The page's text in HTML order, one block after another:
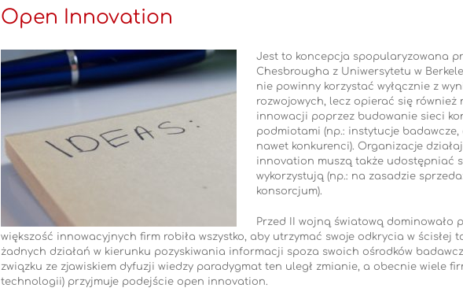
Open Innovation
Jest to koncepcja spopularyzowana
Chesbrougha z Uniwersytetu w
nie powinny korzystać wyłącznie z
rozwojowych, lecz opierać się również
innowacji poprzez budowanie sieci
podmiotami (np.: instytucje
nawet konkurenci). Organizacje
innovation muszą także udostępniać
wykorzystują (np.: na zasadzie
konsorcjum).
Przed II wojną światową
większość innowacyjnych firm robiła wszystko, aby utrzymać swoje odkrycia w ścisłej
żadnych działań w kierunku pozyskiwania informacji spoza swoich ośrodków
związku ze zjawiskiem dyfuzji wiedzy paradygmat ten uległ zmianie, a obecnie wiele
technologii) przyjmuje podejście open innovation.